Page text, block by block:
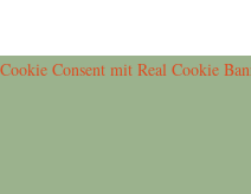
Cookie Consent mit Real Cookie